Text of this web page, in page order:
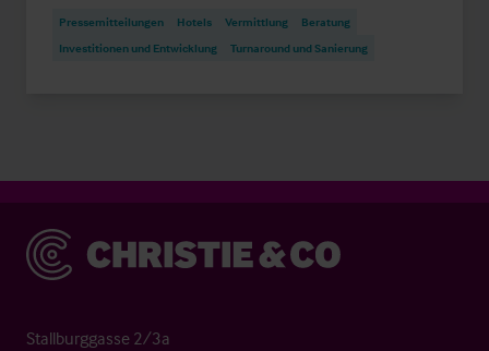
Pressemitteilungen Hotels Vermittlung
Beratung
Investitionen und Entwicklung
Turnaround und Sanierung
Christie & Co
Stallburggasse 2/3a